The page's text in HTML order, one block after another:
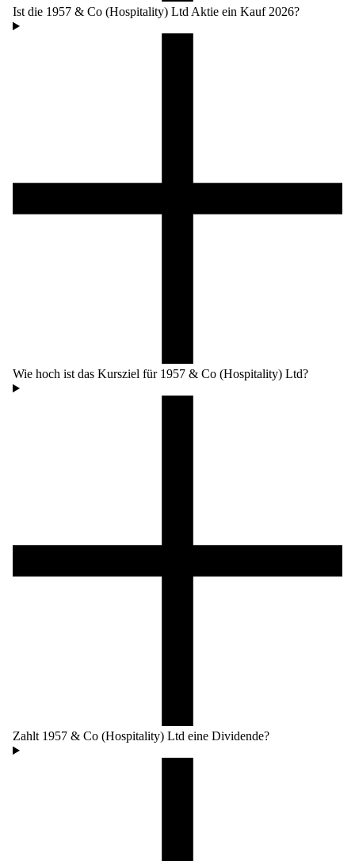
Ist die 1957 & Co (Hospitality) Ltd Aktie ein Kauf 2026?
Wie hoch ist das Kursziel für 1957 & Co (Hospitality) Ltd?
Zahlt 1957 & Co (Hospitality) Ltd eine Dividende?